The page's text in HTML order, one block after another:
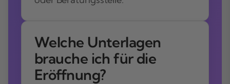
Welche Unterlagen
brauche ich für die
Eröffnung?